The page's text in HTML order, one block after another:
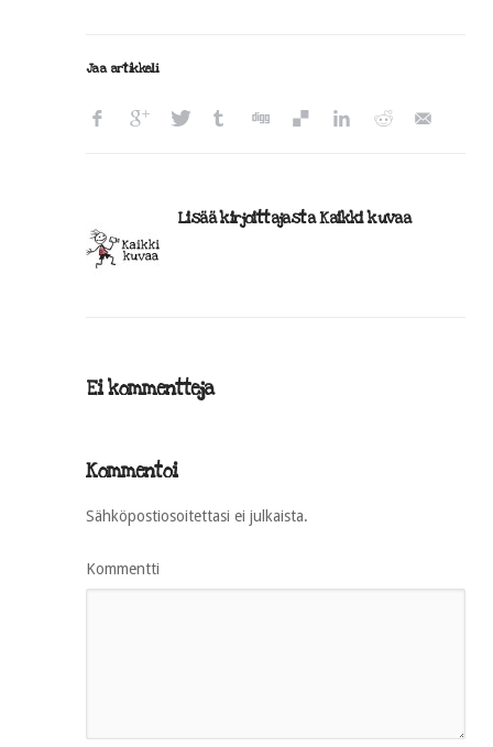
Jaa artikkeli
Lisää kirjoittajasta Kaikki kuvaa
Ei kommentteja
Kommentoi
Sähköpostiosoitettasi ei julkaista.
Kommentti